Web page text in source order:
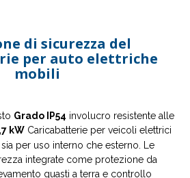
di sicurezza del
per auto elettriche
mobili
Grado IP54 involucro resistente alle
kWCaricabatterie per veicoli elettrici
per uso interno che esterno. Le
integrate come protezione da
guasti a terra e controllo